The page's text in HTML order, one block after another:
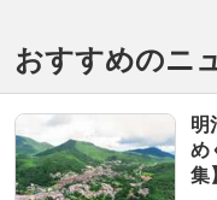
おすすめのニ
明
め
集